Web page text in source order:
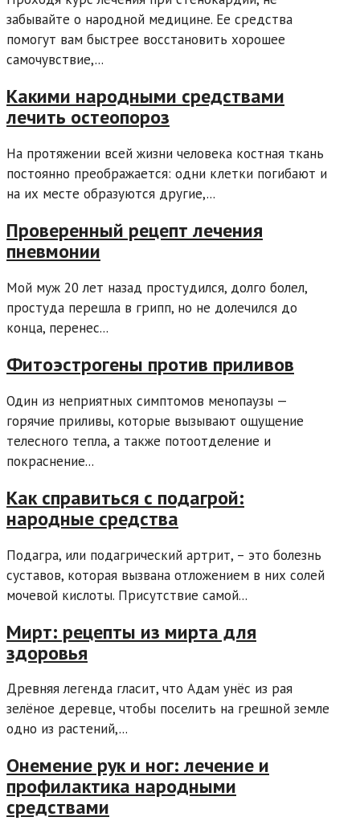
забывайте о народной медицине. Ее средства
помогут вам быстрее восстановить хорошее
самочувствие,...
Какими народными средствами
лечить остеопороз
На протяжении всей жизни человека костная ткань
постоянно преображается: одни клетки погибают и
на их месте образуются другие,...
Проверенный рецепт лечения
пневмонии
Мой муж 20 лет назад простудился, долго болел,
простуда перешла в грипп, но не долечился до
конца, перенес...
Фитоэстрогены против приливов
Один из неприятных симптомов менопаузы —
горячие приливы, которые вызывают ощущение
телесного тепла, а также потоотделение и
покраснение...
Как справиться с подагрой:
народные средства
Подагра, или подагрический артрит, – это болезнь
суставов, которая вызвана отложением в них солей
мочевой кислоты. Присутствие самой...
Мирт: рецепты из мирта для
здоровья
Древняя легенда гласит, что Адам унёс из рая
зелёное деревце, чтобы поселить на грешной земле
одно из растений,...
Онемение рук и ног: лечение и
профилактика народными
средствами